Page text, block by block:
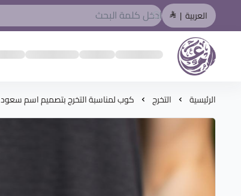
العربية |
المصمم العربي
الرئيسية التخرج كوب لمناسبة التخرج بتصميم اسم سعود